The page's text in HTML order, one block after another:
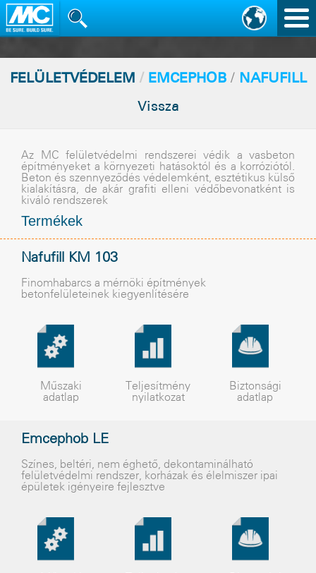
FELÜLETVÉDELEM / EMCEPHOB/ NAFUFILL
Vissza
Az MC felületvédelmi rendszerei védik a vasbeton
építményeket a környezeti hatásoktól és a korróziótól.
Beton és szennyezõdés védelemként, esztétikus külsõ
kialakításra, de akár grafiti elleni védõbevonatként is
kiváló rendszerek
Termékek
Nafufill KM 103
Finomhabarcs a mérnöki építmények
betonfelületeinek kiegyenlítésére
Műszaki
adatlap
Teljesítmény
nyilatkozat
Biztonsági
adatlap
Emcephob LE
Színes, beltéri, nem éghetõ, dekontaminálható
felületvédelmi rendszer, korházak és élelmiszer ipai
épületek igényeire fejlesztve